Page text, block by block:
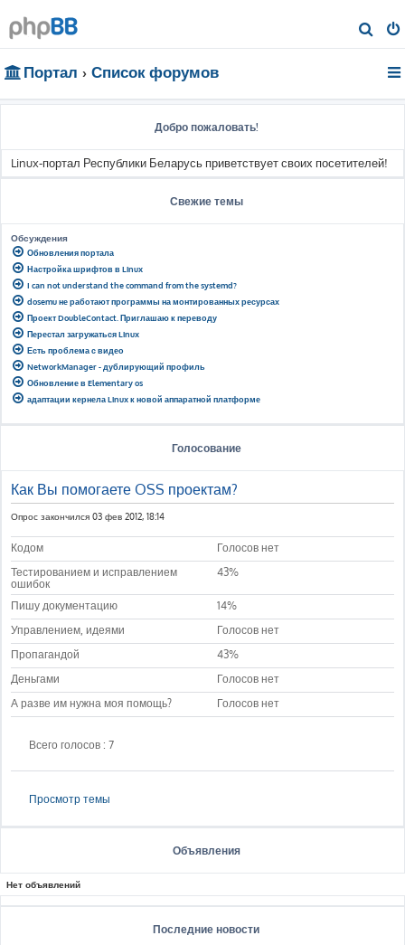
о
Портал Список форумов
Добро пожаловать!
Linux-портал Республики Беларусь приветствует своих посетителей!
Свежие темы
Обсуждения
Обновления портала
Настройка шрифтов в Linux
I can not understand the command from the systemd?
dosemu не работают программы на монтированных ресурсах
Проект DoubleContact. Приглашаю к переводу
Перестал загружаться Linux
Есть проблема с видео
NetworkManager - дублирующий профиль
Обновление в Elementary os
адаптации кернела Linux к новой аппаратной платформе
Голосование
Как Вы помогаете OSS проектам?
Опрос закончился 03 фев 2012, 18:14
Кодом
Голосов нет
Тестированием и исправлением
ошибок
43%
Пишу документацию
14%
Управлением, идеями
Голосов нет
Пропагандой
43%
Деньгами
Голосов нет
А разве им нужна моя помощь?
Голосов нет
Всего голосов : 7
Просмотр темы
Объявления
Нет объявлений
Последние новости